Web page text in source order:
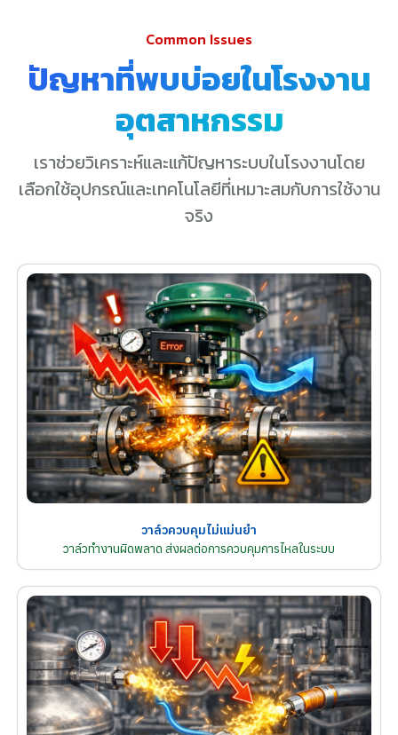
Common Issues
ปัญหาที่พบบ่อยในโรงงาน
อุตสาหกรรม
เราช่วยวิเคราะห์และแก้ปัญหาระบบในโรงงานโดย
เลือกใช้อุปกรณ์และเทคโนโลยีที่เหมาะสมกับการใช้งาน
จริง
วาล์วควบคุมไม่แม่นยำ
วาล์วทำงานผิดพลาด ส่งผลต่อการควบคุมการไหลในระบบ